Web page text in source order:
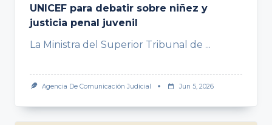
UNICEF para debatir sobre niñez y
justicia penal juvenil
La Ministra del Superior Tribunal de ...
Agencia De Comunicación Judicial Jun 5, 2026